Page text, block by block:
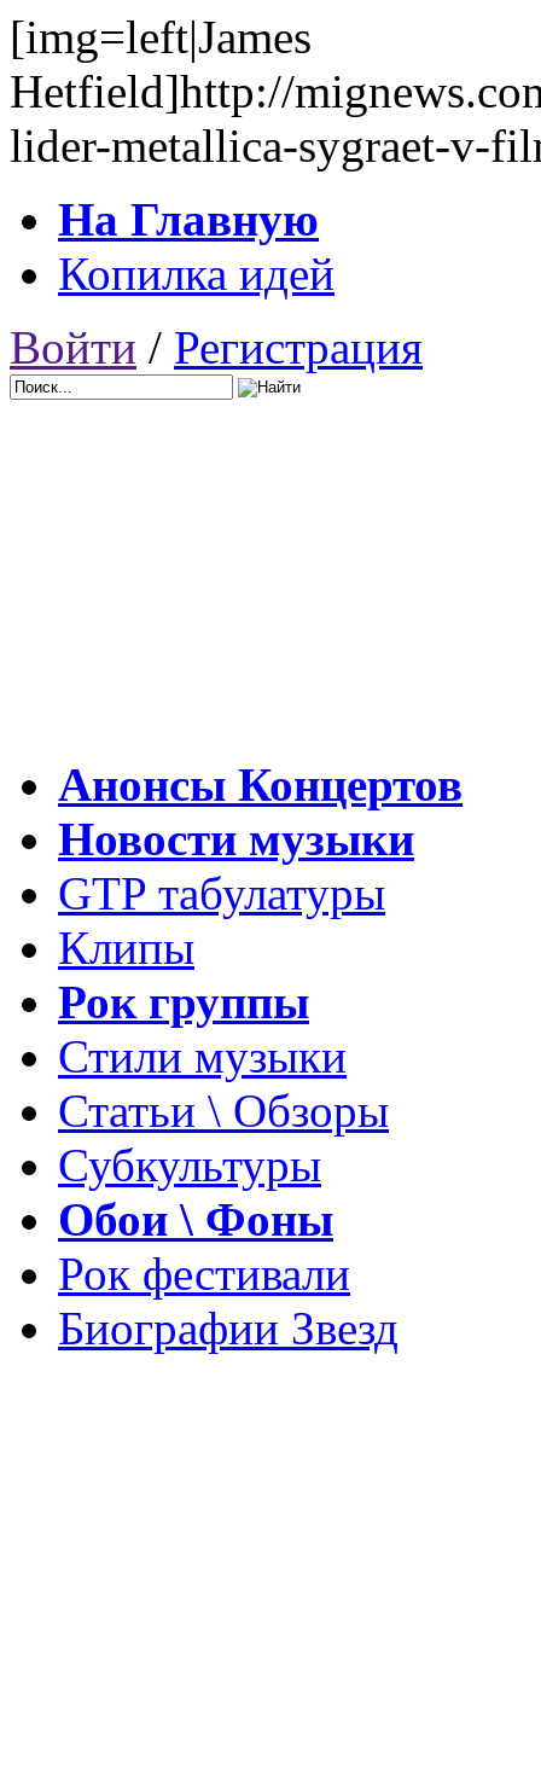
[img=left|James
Hetfield]http://
lider-metallica-sygraet-v-
На Главную
Копилка идей
Войти / Регистрация
Анонсы Концертов
Новости музыки
GTP табулатуры
Клипы
Рок группы
Стили музыки
Статьи \ Обзоры
Субкультуры
Обои \ Фоны
Рок фестивали
Биографии Звезд